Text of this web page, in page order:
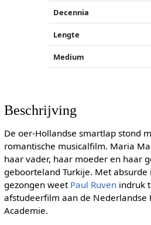
Decennia
Lengte
Medium
Beschrijving
De oer-Hollandse smartlap stond
romantische musicalfilm. Maria
haar vader, haar moeder en haar
geboorteland Turkije. Met
gezongen weet Paul Ruvenindruk
afstudeerfilm aan de Nederlandse
Academie.